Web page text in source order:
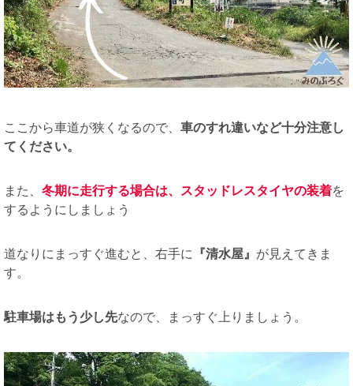
ここから車道が狭くなるので、 車のすれ違いなど十分注意し
てください。
また、 冬期に走行する場合は、スタッドレスタイヤの装着を
するようにしましょう
道なりにまっすぐ進むと、右手に 『清水屋』 が見えてきま
す。
駐車場はもう少し先なので、まっすぐ上りましょう。